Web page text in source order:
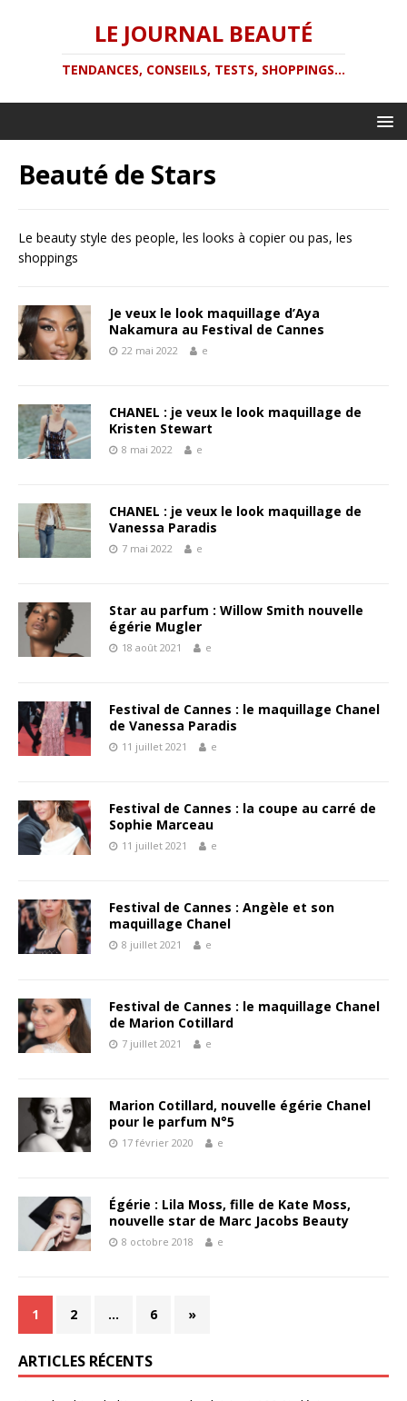
LE JOURNAL BEAUTÉ
TENDANCES, CONSEILS, TESTS, SHOPPINGS...
Beauté de Stars
Le beauty style des people, les looks à copier ou pas, les
shoppings
Je veux le look maquillage d’Aya
Nakamura au Festival de Cannes
22 mai 2022 e
CHANEL : je veux le look maquillage de
Kristen Stewart
8 mai 2022 e
CHANEL : je veux le look maquillage de
Vanessa Paradis
7 mai 2022 e
Star au parfum : Willow Smith nouvelle
égérie Mugler
18 août 2021 e
Festival de Cannes : le maquillage Chanel
de Vanessa Paradis
11 juillet 2021 e
Festival de Cannes : la coupe au carré de
Sophie Marceau
11 juillet 2021 e
Festival de Cannes : Angèle et son
maquillage Chanel
8 juillet 2021 e
Festival de Cannes : le maquillage Chanel
de Marion Cotillard
7 juillet 2021 e
Marion Cotillard, nouvelle égérie Chanel
pour le parfum N°5
17 février 2020 e
Égérie : Lila Moss, fille de Kate Moss,
nouvelle star de Marc Jacobs Beauty
8 octobre 2018 e
1 2 … 6 »
ARTICLES RÉCENTS